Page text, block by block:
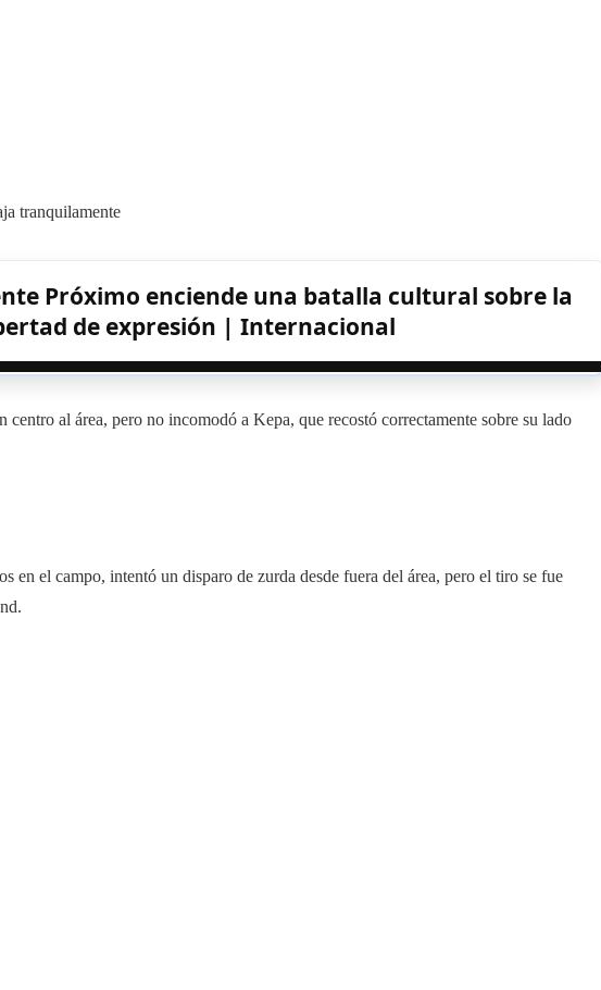
tranquilamente
Próximo enciende una batalla cultural sobre la
de expresión | Internacional
centro al área, pero no incomodó a Kepa, que recostó correctamente sobre su lado
en el campo, intentó un disparo de zurda desde fuera del área, pero el tiro se fue